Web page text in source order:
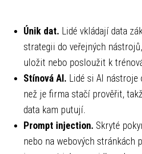
Únik dat. Lidé vkládají data
strategii do veřejných
uložit nebo posloužit k
Stínová AI. Lidé si AI
než je firma stačí prověřit,
data kam putují.
Prompt injection. Skryté
nebo na webových stránkách